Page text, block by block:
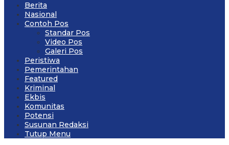
Berita
Nasional
Contoh Pos
Standar Pos
Video Pos
Galeri Pos
Peristiwa
Pemerintahan
Featured
Kriminal
Ekbis
Komunitas
Potensi
Susunan Redaksi
Tutup Menu